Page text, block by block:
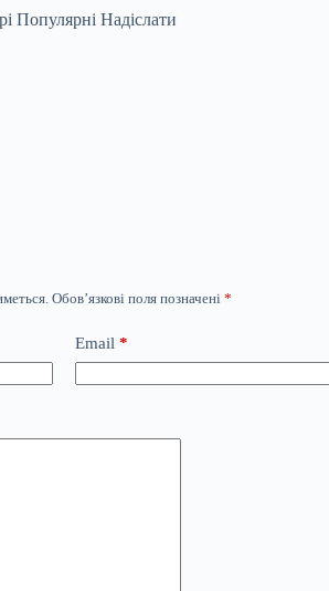
Популярні Надіслати
Обов’язкові поля позначені *
Email *